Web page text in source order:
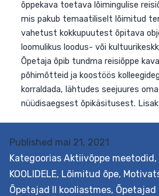
Published mai 21, 2021
Kategoorias Aktiivõppe meetodid,
KOOLIDELE, Lõimitud õpe,
Õpetajad II kooliastmes, Õpetajad